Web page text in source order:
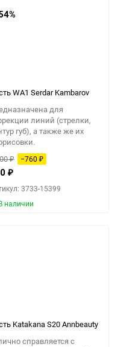
WА1 Serdar Kambarov
для
линий (стрелки,
губ), а также же их
₽ −760 ₽
₽
3733-15399
наличии
Katakana S20 Annbeauty
справляется с